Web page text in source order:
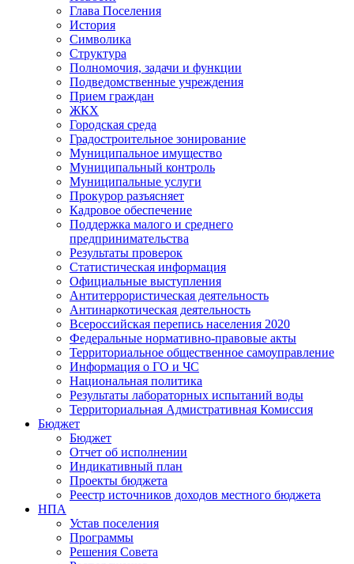
Глава Поселения
История
Символика
Структура
Полномочия, задачи и функции
Подведомственные учреждения
Прием граждан
ЖКХ
Городская среда
Градостроительное зонирование
Муниципальное имущество
Муниципальный контроль
Муниципальные услуги
Прокурор разъясняет
Кадровое обеспечение
Поддержка малого и среднего
предпринимательства
Результаты проверок
Статистическая информация
Официальные выступления
Антитеррористическая деятельность
Антинаркотическая деятельность
Всероссийская перепись населения 2020
Федеральные нормативно-правовые акты
Территориальное общественное самоуправление
Информация о ГО и ЧС
Национальная политика
Результаты лабораторных испытаний воды
Территориальная Адмистративная Комиссия
Бюджет
Бюджет
Отчет об исполнении
Индикативный план
Проекты бюджета
Реестр источников доходов местного бюджета
НПА
Устав поселения
Программы
Решения Совета